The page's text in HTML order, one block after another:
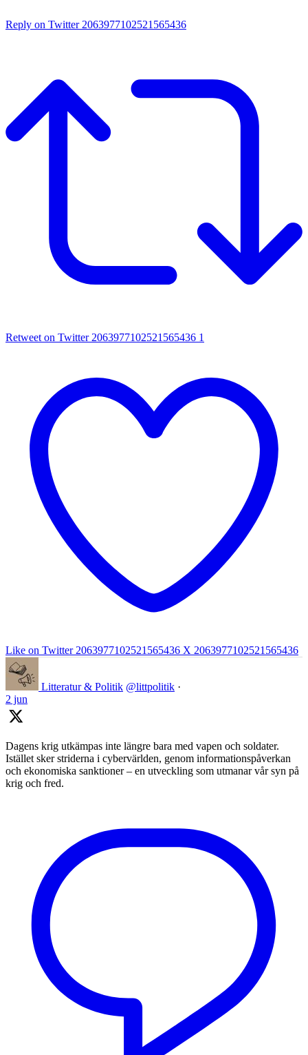
Reply on Twitter 2063977102521565436
Retweet on Twitter 2063977102521565436 1
Like on Twitter 2063977102521565436 X 2063977102521565436
Litteratur & Politik @littpolitik ·
2 jun
Dagens krig utkämpas inte längre bara med vapen och soldater.
Istället sker striderna i cybervärlden, genom informationspåverkan
och ekonomiska sanktioner – en utveckling som utmanar vår syn på
krig och fred.